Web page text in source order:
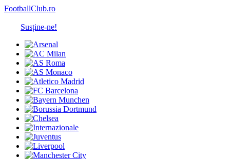
FootballClub.ro
Susține-ne!